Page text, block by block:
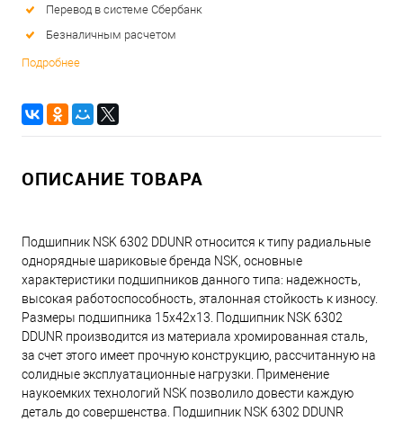
Перевод в системе Сбербанк
Безналичным расчетом
Подробнее
ОПИСАНИЕ ТОВАРА
Подшипник NSK 6302 DDUNR относится к типу радиальные
однорядные шариковые бренда NSK, основные
характеристики подшипников данного типа: надежность,
высокая работоспособность, эталонная стойкость к износу.
Размеры подшипника 15x42x13. Подшипник NSK 6302
DDUNR производится из материала хромированная сталь,
за счет этого имеет прочную конструкцию, рассчитанную на
солидные эксплуатационные нагрузки. Применение
наукоемких технологий NSK позволило довести каждую
деталь до совершенства. Подшипник NSK 6302 DDUNR